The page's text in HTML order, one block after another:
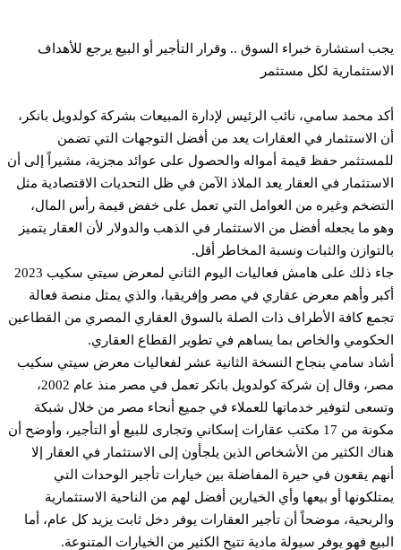
استشارة خبراء السوق .. وقرار التأجير أو البيع يرجع للأهداف
لكل مستثمر
محمد سامي، نائب الرئيس لإدارة المبيعات بشركة كولدويل بانكر،
الاستثمار في العقارات يعد من أفضل التوجهات التي تضمن
حفظ قيمة أمواله والحصول على عوائد مجزية، مشيراً إلى أن
في العقار يعد الملاذ الآمن في ظل التحديات الاقتصادية مثل
وغيره من العوامل التي تعمل على خفض قيمة رأس المال،
ما يجعله أفضل من الاستثمار في الذهب والدولار لأن العقار يتميز
والثبات ونسبة المخاطر أقل.
جاء ذلك على هامش فعاليات اليوم الثاني لمعرض سيتي سكيب 2023
وأهم معرض عقاري في مصر وإفريقيا، والذي يمثل منصة فعالة
كافة الأطراف ذات الصلة بالسوق العقاري المصري من القطاعين
والخاص بما يساهم في تطوير القطاع العقاري.
سامي بنجاح النسخة الثانية عشر لفعاليات معرض سيتي سكيب
مصر، وقال إن شركة كولدويل بانكر تعمل في مصر منذ عام 2002،
لتوفير خدماتها للعملاء في جميع أنحاء مصر من خلال شبكة
مكونة من 17 مكتب عقارات إسكاني وتجارى للبيع أو التأجير، وأوضح أن
الكثير من الأشخاص الذين يلجأون إلى الاستثمار في العقار إلا
يقعون في حيرة المفاضلة بين خيارات تأجير الوحدات التي
أو بيعها وأي الخيارين أفضل لهم من الناحية الاستثمارية
موضحاً أن تأجير العقارات يوفر دخل ثابت يزيد كل عام، أما
فهو يوفر سيولة مادية تتيح الكثير من الخيارات المتنوعة.